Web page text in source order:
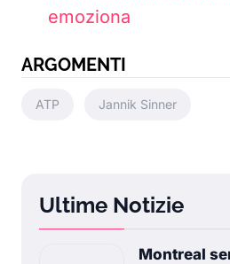
emoziona
ARGOMENTI
ATP Jannik Sinner
Ultime Notizie
Montreal